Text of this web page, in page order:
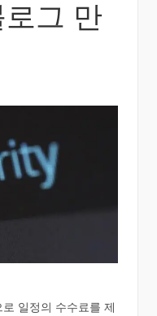
그 만
일정의 수수료를 제